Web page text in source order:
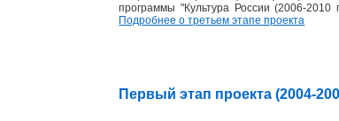
программы "Культура России (2006-2010
Подробнее о третьем этапе проекта
Первый этап проекта (2004-